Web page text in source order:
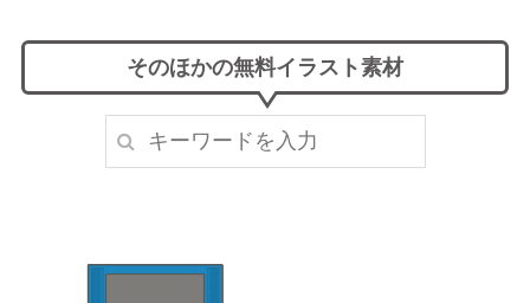
そのほかの無料イラスト素材